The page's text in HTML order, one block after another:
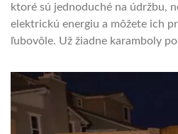
ktoré sú jednoduché na údržbu,
elektrickú energiu a môžete ich
ľubovôle. Už žiadne karamboly